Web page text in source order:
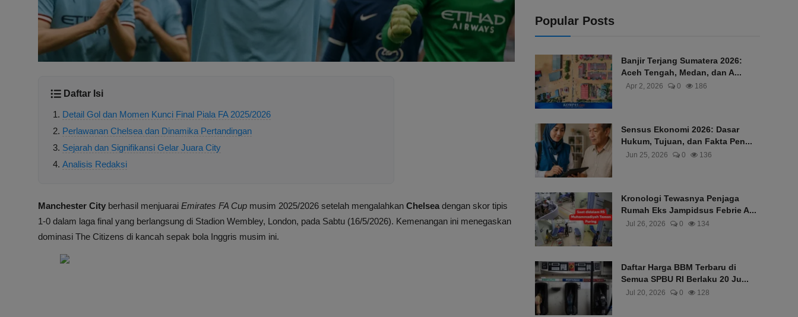
Daftar Isi
Detail Gol dan Momen Kunci Final Piala FA 2025/2026
Perlawanan Chelsea dan Dinamika Pertandingan
Sejarah dan Signifikansi Gelar Juara City
Analisis Redaksi
Manchester City berhasil menjuarai Emirates FA Cup musim 2025/2026 setelah mengalahkan Chelsea dengan skor tipis
1-0 dalam laga final yang berlangsung di Stadion Wembley, London, pada Sabtu (16/5/2026). Kemenangan ini menegaskan
dominasi The Citizens di kancah sepak bola Inggris musim ini.
Popular Posts
Banjir Terjang Sumatera 2026:
Aceh Tengah, Medan, dan A...
Apr 2, 2026 0 186
Sensus Ekonomi 2026: Dasar
Hukum, Tujuan, dan Fakta Pen...
Jun 25, 2026 0 136
Kronologi Tewasnya Penjaga
Rumah Eks Jampidsus Febrie A...
Jul 26, 2026 0 134
Daftar Harga BBM Terbaru di
Semua SPBU RI Berlaku 20 Ju...
Jul 20, 2026 0 128